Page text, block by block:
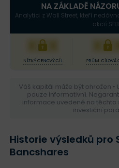
NA ZÁKLADĚ
Analytici z Wall Street, kteří
akcií
XXX
NÍZKÝ CENOVÝ CÍL
XXX
PRŮM. CÍLOVÁ
Váš kapitál může být ohrožen
pouze informativní.
informace uvedené na
investiční
Historie výsledků pro
Bancshares